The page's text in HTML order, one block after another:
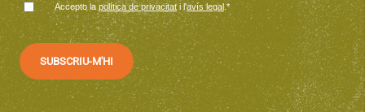
Accepto lapolítica de privacitati l'avís legal.*